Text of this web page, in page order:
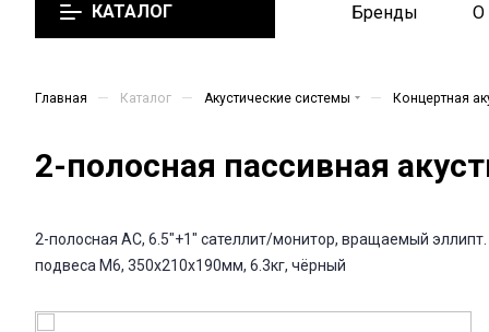
КАТАЛОГ Бренды О
Главная — Каталог — Акустические системы — Концертная
2-полосная пассивная
2-полосная АС, 6.5"+1" сателлит/монитор, вращаемый
подвеса М6, 350x210x190мм, 6.3кг, чёрный